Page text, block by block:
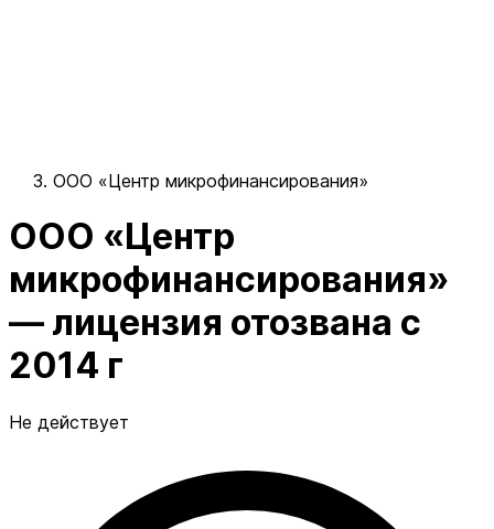
ООО «Центр микрофинансирования»
ООО «Центр
микрофинансирования»
— лицензия отозвана с
2014 г
Не действует